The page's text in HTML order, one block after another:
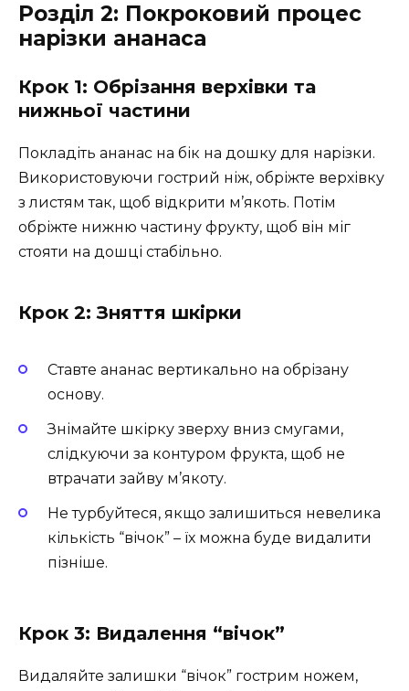
Розділ 2: Покроковий процес
нарізки ананаса
Крок 1: Обрізання верхівки та
нижньої частини
Покладіть ананас на бік на дошку для нарізки.
Використовуючи гострий ніж, обріжте верхівку
з листям так, щоб відкрити м’якоть. Потім
обріжте нижню частину фрукту, щоб він міг
стояти на дошці стабільно.
Крок 2: Зняття шкірки
Ставте ананас вертикально на обрізану
основу.
Знімайте шкірку зверху вниз смугами,
слідкуючи за контуром фрукта, щоб не
втрачати зайву м’якоту.
Не турбуйтеся, якщо залишиться невелика
кількість “вічок” – їх можна буде видалити
пізніше.
Крок 3: Видалення “вічок”
Видаляйте залишки “вічок” гострим ножем,